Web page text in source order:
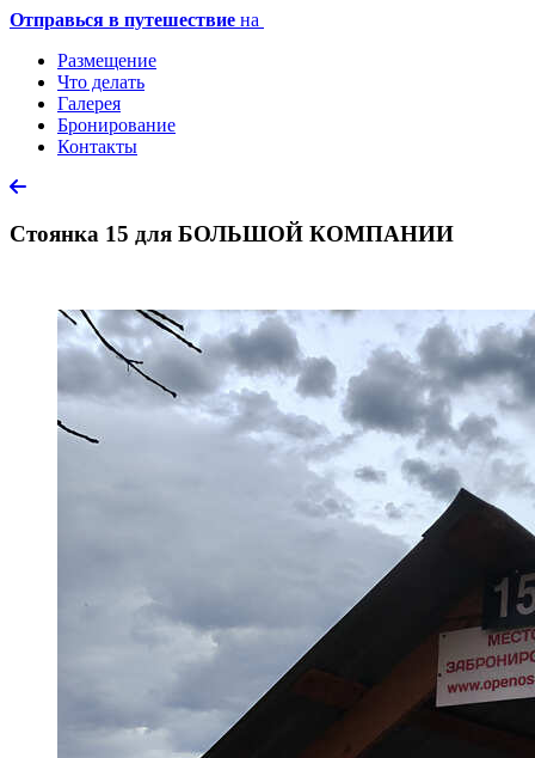
Отправься в путешествие на
Размещение
Что делать
Галерея
Бронирование
Контакты
Стоянка 15 для БОЛЬШОЙ КОМПАНИИ